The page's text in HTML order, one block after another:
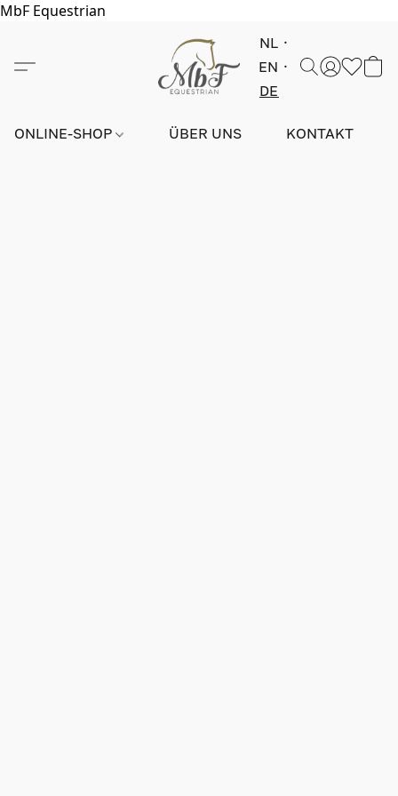
MbF Equestrian
NL
EN
DE
ONLINE-SHOP ÜBER UNS KONTAKT